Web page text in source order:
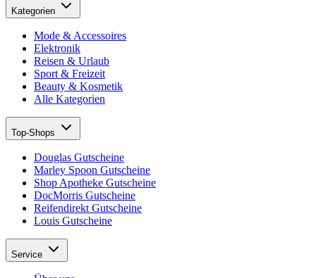
Kategorien
Mode & Accessoires
Elektronik
Reisen & Urlaub
Sport & Freizeit
Beauty & Kosmetik
Alle Kategorien
Top-Shops
Douglas Gutscheine
Marley Spoon Gutscheine
Shop Apotheke Gutscheine
DocMorris Gutscheine
Reifendirekt Gutscheine
Louis Gutscheine
Service